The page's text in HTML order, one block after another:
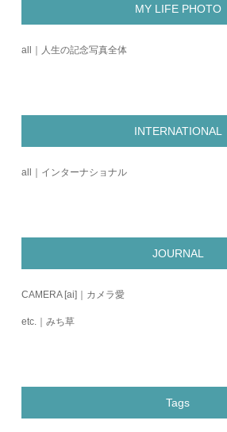
MY LIFE PHOTO
all｜人生の記念写真全体
INTERNATIONAL
all｜インターナショナル
JOURNAL
CAMERA [ai]｜カメラ愛
etc.｜みち草
Tags